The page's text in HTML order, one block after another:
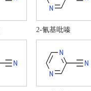
2-氰基吡嗪